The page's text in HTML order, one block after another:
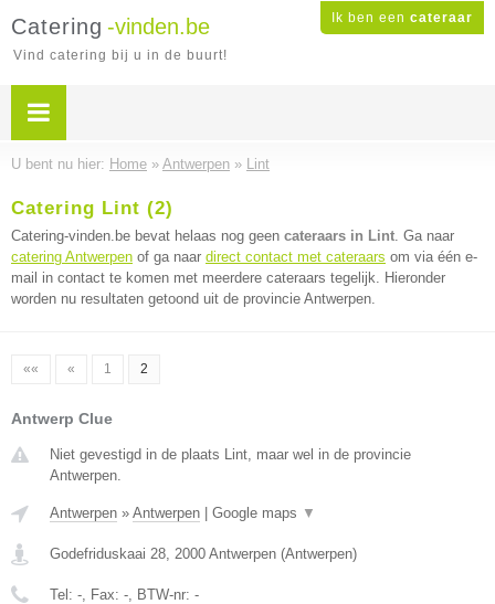
Ik ben een cateraar
Catering -vinden.be
Vind catering bij u in de buurt!
U bent nu hier: Home » Antwerpen » Lint
Catering Lint (2)
Catering-vinden.be bevat helaas nog geen cateraars in Lint. Ga naar
catering Antwerpen of ga naar direct contact met cateraars om via één e-
mail in contact te komen met meerdere cateraars tegelijk. Hieronder
worden nu resultaten getoond uit de provincie Antwerpen.
«« « 1 2
Antwerp Clue
Niet gevestigd in de plaats Lint, maar wel in de provincie
Antwerpen.
Antwerpen » Antwerpen Google maps ▼
Godefriduskaai 28, 2000 Antwerpen (Antwerpen)
Tel: -, Fax: -, BTW-nr: -